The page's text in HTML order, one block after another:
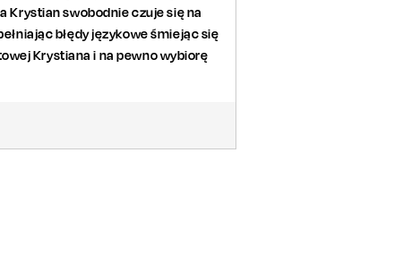
Krystian swobodnie czuje się na
błędy językowe śmiejąc się
Krystiana i na pewno wybiorę